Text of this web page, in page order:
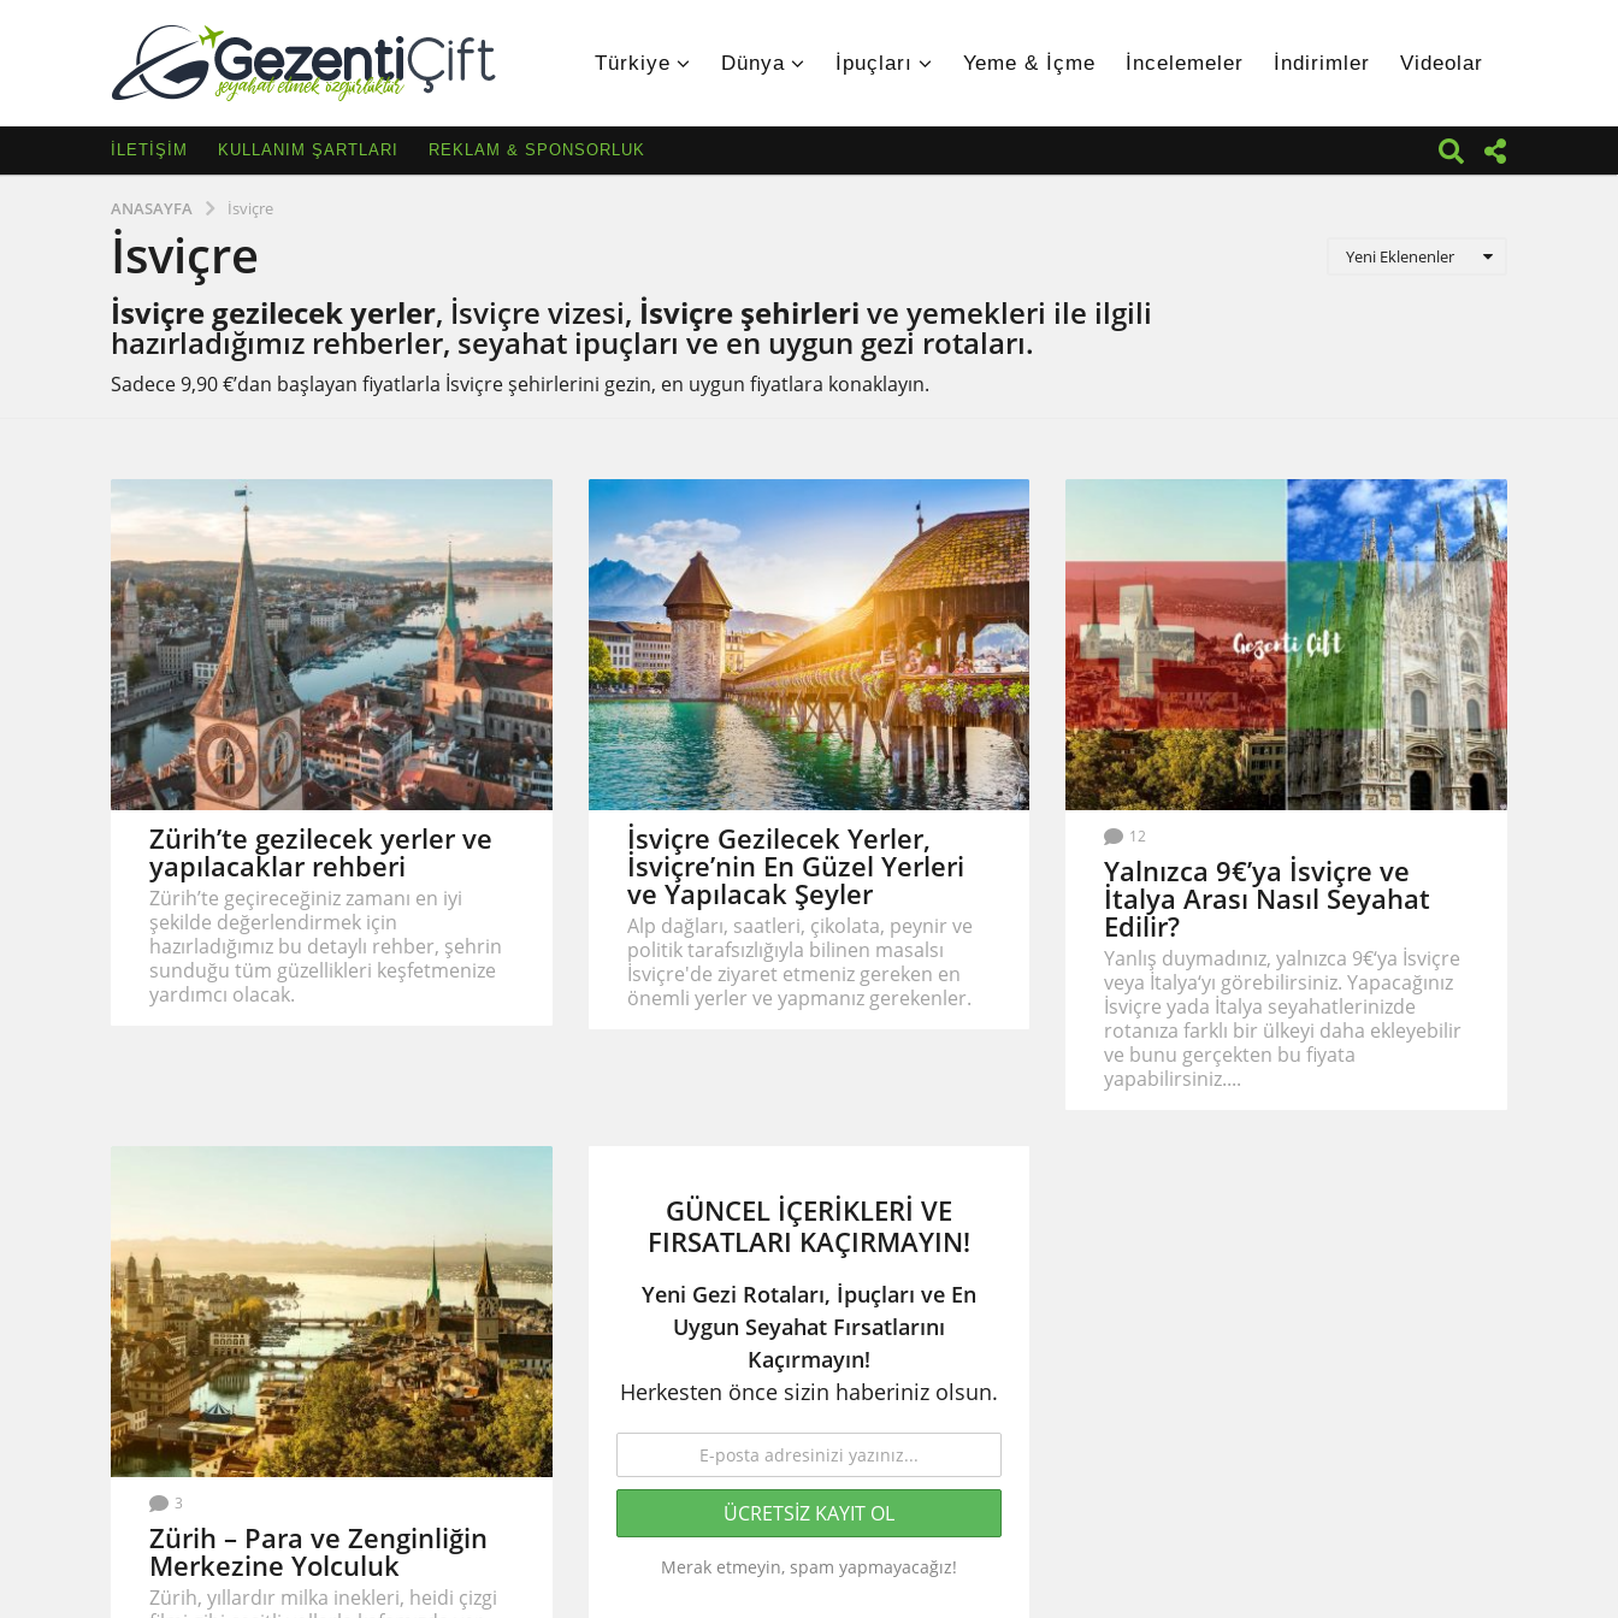
Türkiye Dünya İpuçları Yeme & İçme İncelemeler İndirimler Videolar
İLETIŞIM KULLANIM ŞARTLARI REKLAM & SPONSORLUK
ANASAYFA İsviçre
İsviçre
İsviçre gezilecek yerler, İsviçre vizesi, İsviçre şehirleri ve yemekleri ile ilgili
hazırladığımız rehberler, seyahat ipuçları ve en uygun gezi rotaları.
Sadece 9,90 €’dan başlayan fiyatlarla İsviçre şehirlerini gezin, en uygun fiyatlara konaklayın.
Yeni Eklenenler
Zürih’te gezilecek yerler ve
yapılacaklar rehberi
Zürih’te geçireceğiniz zamanı en iyi
şekilde değerlendirmek için
hazırladığımız bu detaylı rehber, şehrin
sunduğu tüm güzellikleri keşfetmenize
yardımcı olacak.
İsviçre Gezilecek Yerler,
İsviçre’nin En Güzel Yerleri
ve Yapılacak Şeyler
Alp dağları, saatleri, çikolata, peynir ve
politik tarafsızlığıyla bilinen masalsı
İsviçre'de ziyaret etmeniz gereken en
önemli yerler ve yapmanız gerekenler.
12
Yalnızca 9€’ya İsviçre ve
İtalya Arası Nasıl Seyahat
Edilir?
Yanlış duymadınız, yalnızca 9€‘ya İsviçre
veya İtalya‘yı görebilirsiniz. Yapacağınız
İsviçre yada İtalya seyahatlerinizde
rotanıza farklı bir ülkeyi daha ekleyebilir
ve bunu gerçekten bu fiyata
yapabilirsiniz....
3
Zürih – Para ve Zenginliğin
Merkezine Yolculuk
Zürih, yıllardır milka inekleri, heidi çizgi
GÜNCEL İÇERIKLERI VE
FIRSATLARI KAÇIRMAYIN!
Yeni Gezi Rotaları, İpuçları ve En
Uygun Seyahat Fırsatlarını
Kaçırmayın!
Herkesten önce sizin haberiniz olsun.
Merak etmeyin, spam yapmayacağız!